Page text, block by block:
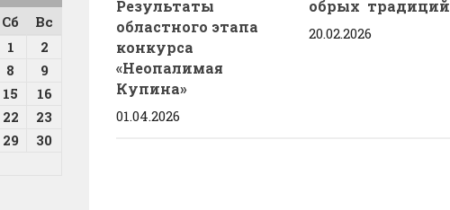
Результаты
областного этапа
конкурса
«Неопалимая
Купина»
01.04.2026
обрых традиций
20.02.2026
Сб
Вс
1
2
8
9
15
16
22
23
29
30